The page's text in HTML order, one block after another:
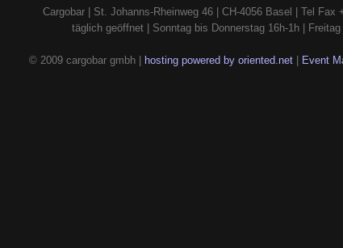
Cargobar | St. Johanns-Rheinweg 46 | CH-4056 Basel | Tel Fax
täglich geöffnet | Sonntag bis Donnerstag 16h-1h |
© 2009 cargobar gmbh | hosting powered by oriented.net| Event